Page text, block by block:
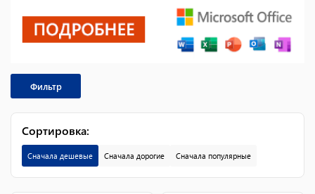
Фильтр
Сортировка:
Сначала дешевые Сначала дорогие Сначала популярные